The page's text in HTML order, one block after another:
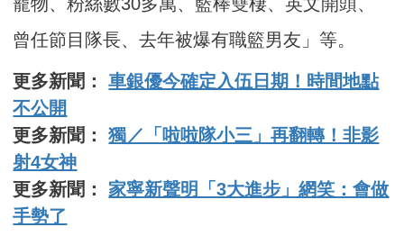
曾任節目隊長、去年被爆有職籃男友」等。
更多新聞：車銀優今確定入伍日期！時間地點
不公開
更多新聞：獨／「啦啦隊小三」再翻轉！非影
射4女神
更多新聞： 家寧新聲明「3大進步」網笑：會做
手勢了